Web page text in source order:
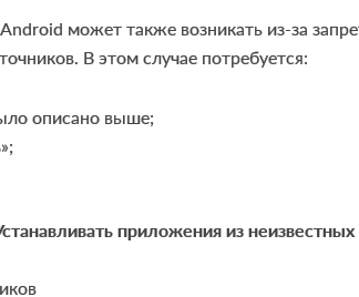
может также возникать из-за
В этом случае потребуется:
описано выше;
»;
приложения из неизвестных